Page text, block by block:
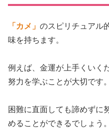
「カメ」 のスピリチュアル
味を持ちます。
例えば、金運が上手くいく
努力を学ぶことが大切です。
困難に直面しても諦めずに
めることができるでしょう。